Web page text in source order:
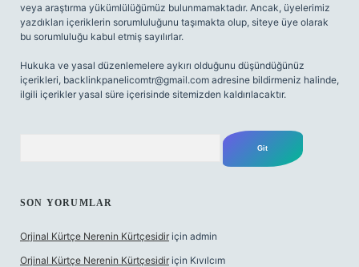
veya araştırma yükümlülüğümüz bulunmamaktadır. Ancak, üyelerimiz
yazdıkları içeriklerin sorumluluğunu taşımakta olup, siteye üye olarak
bu sorumluluğu kabul etmiş sayılırlar.
Hukuka ve yasal düzenlemelere aykırı olduğunu düşündüğünüz
içerikleri, backlinkpanelicomtr@gmail.com adresine bildirmeniz halinde,
ilgili içerikler yasal süre içerisinde sitemizden kaldırılacaktır.
SON YORUMLAR
Orjinal Kürtçe Nerenin Kürtçesidir için admin
Orjinal Kürtçe Nerenin Kürtçesidir için Kıvılcım